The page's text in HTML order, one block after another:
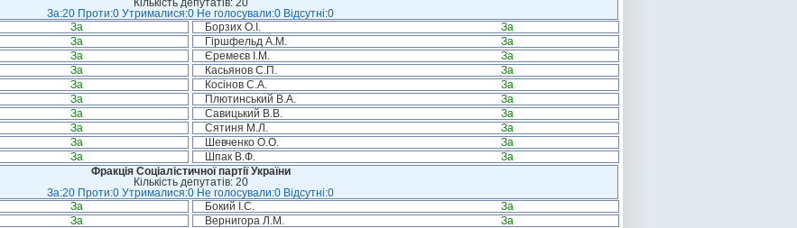
Кількість депутатів: 20
За:20 Проти:0 Утрималися:0 Не голосували:0 Відсутні:0
За Борзих О.І.
За
За Гіршфельд А.М.
За
За Єремеєв І.М.
За
За Касьянов С.П.
За
За Косінов С.А.
За
За Плютинський В.А.
За
За Савицький В.В.
За
За Сятиня М.Л.
За
За Шевченко О.О.
За
За Шпак В.Ф.
За
Фракція Соціалістичної партії України
Кількість депутатів: 20
За:20 Проти:0 Утрималися:0 Не голосували:0 Відсутні:0
За Бокий І.С.
За
За Вернигора Л.М.
За